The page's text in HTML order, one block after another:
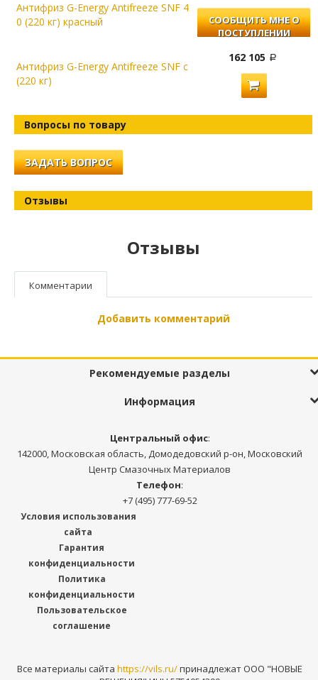
Антифриз G-Energy Antifreeze SNF 4
0 (220 кг) красный
СООБЩИТЬ МНЕ О
ПОСТУПЛЕНИИ
Антифриз G-Energy Antifreeze SNF с
(220 кг)
162 105
Вопросы по товару
ЗАДАТЬ ВОПРОС
Отзывы
Отзывы
Комментарии
Добавить комментарий
Рекомендуемые разделы
Информация
Центральный офис:
142000, Московская область, Домодедовский р-он, Московский
Центр Смазочных Материалов
Телефон:
+7 (495) 777-69-52
Условия использования
сайта
Гарантия
конфиденциальности
Политика
конфиденциальности
Пользовательское
соглашение
Все материалы сайта https://vils.ru/принадлежат ООО "НОВЫЕ